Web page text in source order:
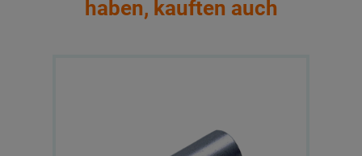
haben, kauften auch